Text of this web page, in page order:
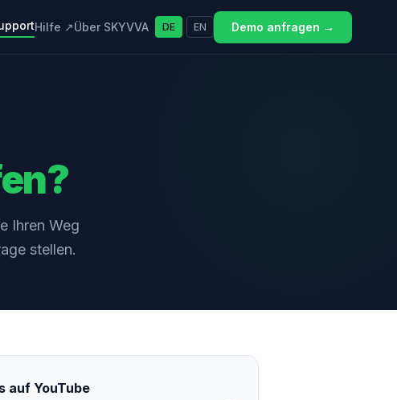
Hilfe ↗Über SKYVVA DE EN Demo anfragen →
Ihren Weg
stellen.
auf YouTube